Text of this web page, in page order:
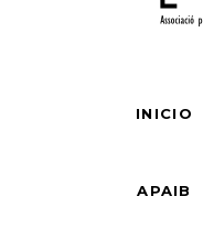
INICIO
APAIB